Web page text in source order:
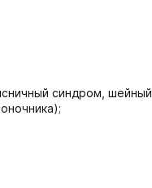
синдром, шейный